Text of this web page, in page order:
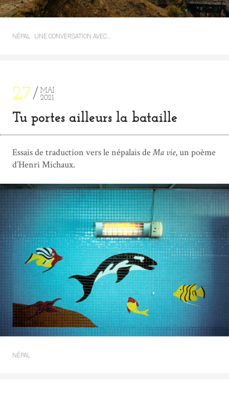
NÉPAL UNE CONVERSATION AVEC…
27
MAI
2021
Tu portes ailleurs la bataille
Essais de traduction vers le népalais deMa vie, un poème
d’Henri Michaux.
NÉPAL